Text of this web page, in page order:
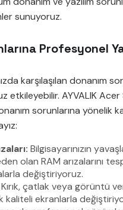
sunuyoruz.
Profesyonel
karşılaşılan donanım
etkileyebilir. AYVALIK Acer
sorunlarına yönelik
Bilgisayarınızın
olan RAM arızalarını
değiştiriyoruz.
Kırık, çatlak veya görüntü
kaliteli ekranlarla